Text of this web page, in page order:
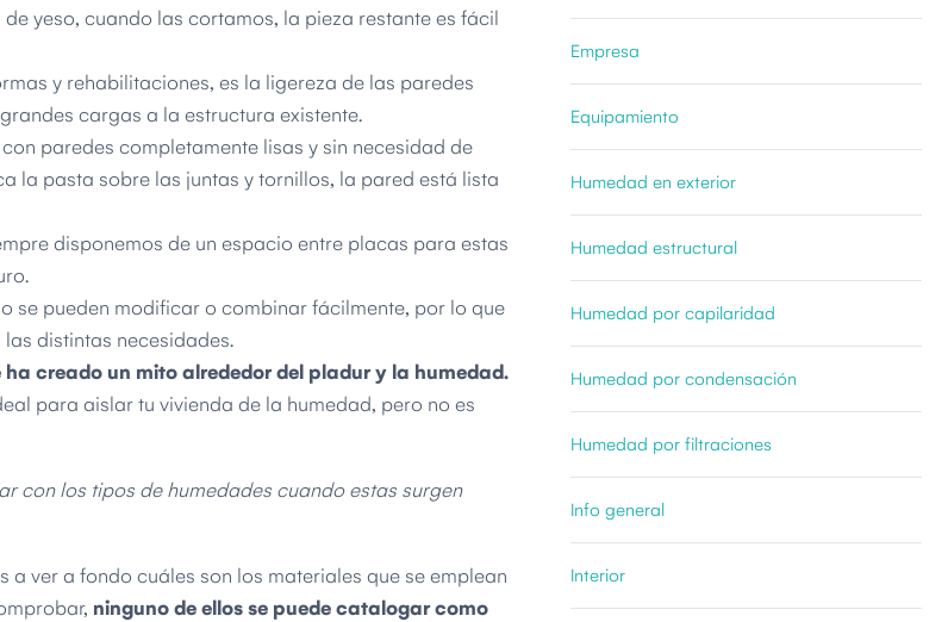
yeso, cuando las cortamos, la pieza restante es fácil
y rehabilitaciones, es la ligereza de las paredes
cargas a la estructura existente.
paredes completamente lisas y sin necesidad de
la pasta sobre las juntas y tornillos, la pared está lista
disponemos de un espacio entre placas para estas
se pueden modificar o combinar fácilmente, por lo que
distintas necesidades.
ha creado un mito alrededor del pladur y la humedad.
para aislar tu vivienda de la humedad, pero no es
con los tipos de humedades cuando estas surgen
ver a fondo cuáles son los materiales que se emplean
ninguno de ellos se puede catalogar como
Empresa
Equipamiento
Humedad en exterior
Humedad estructural
Humedad por capilaridad
Humedad por condensación
Humedad por filtraciones
Info general
Interior